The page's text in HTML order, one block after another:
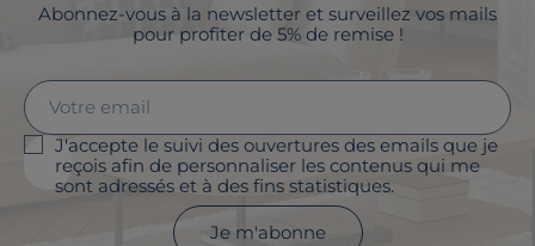
Abonnez-vous à la newsletter et surveillez vos mails
pour profiter de 5% de remise !
J'accepte le suivi des ouvertures des emails que je
reçois afin de personnaliser les contenus qui me
sont adressés et à des fins statistiques.
Je m'abonne